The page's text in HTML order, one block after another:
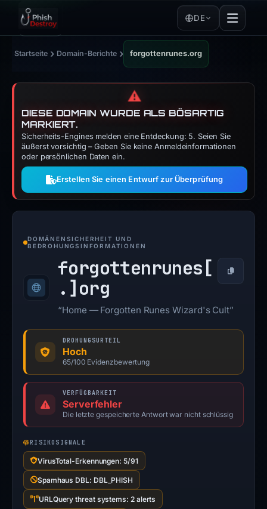
DE
Startseite › Domain-Berichte › forgottenrunes.org
⚠️
DIESE DOMAIN WURDE ALS BÖSARTIG
MARKIERT.
Sicherheits-Engines melden eine Entdeckung: 5. Seien Sie
äußerst vorsichtig – Geben Sie keine Anmeldeinformationen
oder persönlichen Daten ein.
Erstellen Sie einen Entwurf zur Überprüfung
DOMÄNENSICHERHEIT UND
BEDROHUNGSINFORMATIONEN
forgottenrunes[
.] org
Kopieren
“Home — Forgotten Runes Wizard's Cult”
DROHUNGSURTEIL
Hoch
65/100 Evidenzbewertung
VERFÜGBARKEIT
Serverfehler
Die letzte gespeicherte Antwort war nicht schlüssig
RISIKOSIGNALE
VirusTotal-Erkennungen: 5/91
Spamhaus DBL: DBL_PHISH
URLQuery threat systems: 2 alerts